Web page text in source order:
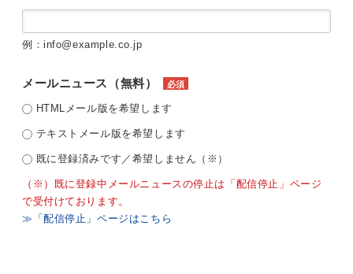
例：info@example.co.jp
メールニュース（無料） 必須
HTMLメール版を希望します
テキストメール版を希望します
既に登録済みです／希望しません（※）
（※）既に登録中メールニュースの停止は「配信停止」ページ
で受付けております。
≫「配信停止」ページはこちら